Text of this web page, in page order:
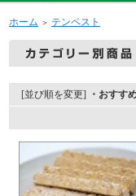
ホーム ＞ テンペスト
[並び順を変更] ・おすす